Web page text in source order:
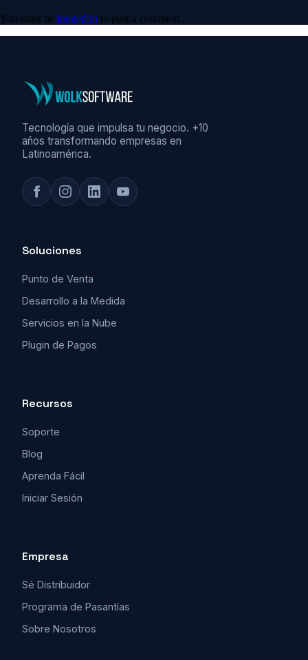
You must be logged in to post a comment.
Tecnología que impulsa tu negocio. +10
años transformando empresas en
Latinoamérica.
Soluciones
Punto de Venta
Desarrollo a la Medida
Servicios en la Nube
Plugin de Pagos
Recursos
Soporte
Blog
Aprenda Fácil
Iniciar Sesión
Empresa
Sé Distribuidor
Programa de Pasantías
Sobre Nosotros